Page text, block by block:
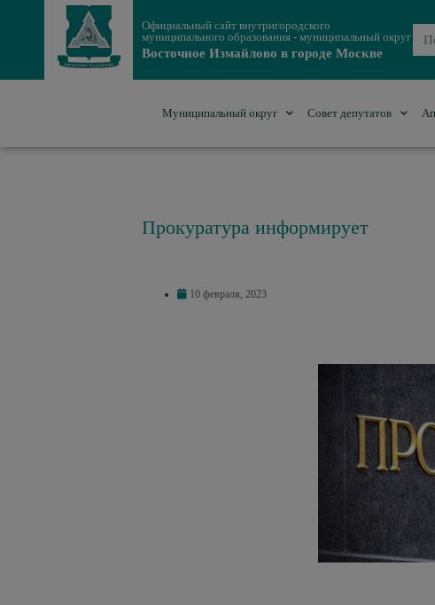
Официальный сайт внутригородского
муниципального образования - муниципальный округ
Восточное Измайлово в городе Москве
Муниципальный округ Совет депутатов
Прокуратура информирует
10 февраля, 2023